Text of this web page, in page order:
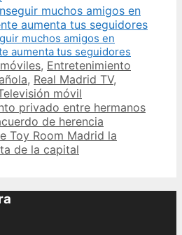
muchos amigos en
aumenta tus seguidores
, Entretenimiento
, Real Madrid TV,
móvil
privado entre hermanos
de herencia
Toy Room Madrid la
de la capital